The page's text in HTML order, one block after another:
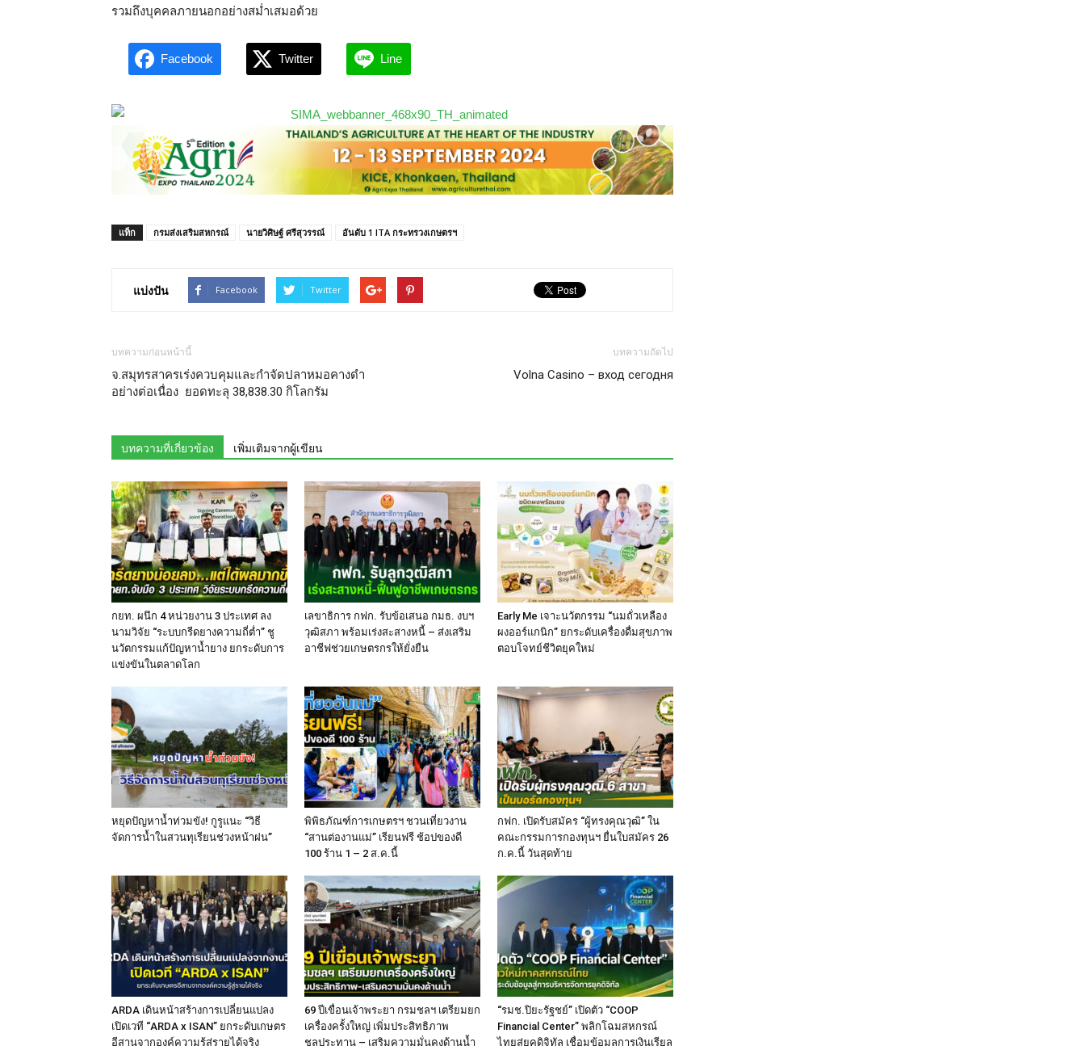
รวมถึงบุคคลภายนอกอย่างสม่ำเสมอด้วย
Facebook Twitter Line
แท็ก กรมส่งเสริมสหกรณ์ นายวิศิษฐ์ ศรีสุวรรณ์ อันดับ 1 ITA กระทรวงเกษตรฯ
แบ่งปัน Facebook Twitter
บทความก่อนหน้านี้
จ.สมุทรสาครเร่งควบคุมและกำจัดปลาหมอคางดำ
อย่างต่อเนื่อง ยอดทะลุ 38,838.30 กิโลกรัม
บทความถัดไป
Volna Casino – вход сегодня
บทความที่เกี่ยวข้อง เพิ่มเติมจากผู้เขียน
กยท. ผนึก 4 หน่วยงาน 3 ประเทศ ลง
นามวิจัย “ระบบกรีดยางความถี่ต่ำ” ชู
นวัตกรรมแก้ปัญหาน้ำยาง ยกระดับการ
แข่งขันในตลาดโลก
เลขาธิการ กฟก. รับข้อเสนอ กมธ. งบฯ
วุฒิสภา พร้อมเร่งสะสางหนี้ – ส่งเสริม
อาชีฟช่วยเกษตรกรให้ยั่งยืน
Early Me เจาะนวัตกรรม “นมถั่วเหลือง
ผงออร์แกนิก” ยกระดับเครื่องดื่มสุขภาพ
ตอบโจทย์ชีวิตยุคใหม่
หยุดปัญหาน้ำท่วมขัง! กูรูแนะ “วิธี
จัดการน้ำในสวนทุเรียนช่วงหน้าฝน”
พิพิธภัณฑ์การเกษตรฯ ชวนเที่ยวงาน
“สานต่องานแม่” เรียนฟรี ช้อปของดี
100 ร้าน 1 – 2 ส.ค.นี้
กฟก. เปิดรับสมัคร “ผู้ทรงคุณวุฒิ” ใน
คณะกรรมการกองทุนฯ ยื่นใบสมัคร 26
ก.ค.นี้ วันสุดท้าย
ARDA เดินหน้าสร้างการเปลี่ยนแปลง
เปิดเวที “ARDA x ISAN” ยกระดับเกษตร
อีสานจากองค์ความรู้สู่รายได้จริง
69 ปีเขื่อนเจ้าพระยา กรมชลฯ เตรียมยก
เครื่องครั้งใหญ่ เพิ่มประสิทธิภาพ
ชลประทาน – เสริมความมั่นคงด้านน้ำ
“รมช.ปิยะรัฐชย์” เปิดตัว “COOP
Financial Center” พลิกโฉมสหกรณ์
ไทยสู่ยุคดิจิทัล เชื่อมข้อมูลการเงินเรียล